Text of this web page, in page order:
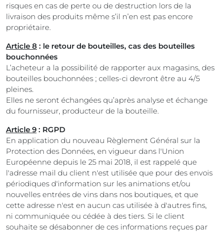
risques en cas de perte ou de destruction lors de la
livraison des produits même s’il n’en est pas encore
propriétaire.
Article 8 : le retour de bouteilles, cas des bouteilles
bouchonnées
L’acheteur a la possibilité de rapporter aux magasins, des
bouteilles bouchonnées ; celles-ci devront être au 4/5
pleines.
Elles ne seront échangées qu’après analyse et échange
du fournisseur, producteur de la bouteille.
Article 9 : RGPD
En application du nouveau Règlement Général sur la
Protection des Données, en vigueur dans l'Union
Européenne depuis le 25 mai 2018, il est rappelé que
l'adresse mail du client n'est utilisée que pour des envois
périodiques d'information sur les animations et/ou
nouvelles entrées de vins dans nos boutiques, et que
cette adresse n'est en aucun cas utilisée à d'autres fins,
ni communiquée ou cédée à des tiers. Si le client
souhaite se désabonner de ces informations reçues par